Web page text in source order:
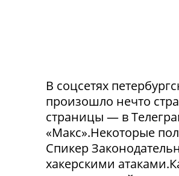
В соцсетях
произошло нечто
страницы — в
«Макс».Некоторые
Спикер
хакерскими